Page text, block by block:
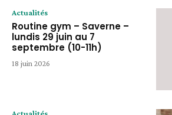
Actualités
Routine gym – Saverne –
lundis 29 juin au 7
septembre (10-11h)
18 juin 2026
Actualités